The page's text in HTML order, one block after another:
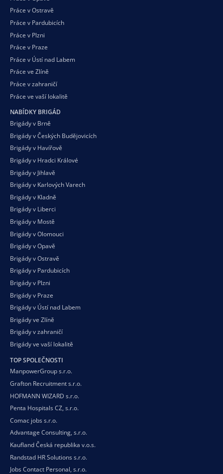
Práce v Ostravě
Práce v Pardubicích
Práce v Plzni
Práce v Praze
Práce v Ústí nad Labem
Práce ve Zlíně
Práce v zahraničí
Práce ve vaší lokalitě
NABÍDKY BRIGÁD
Brigády v Brně
Brigády v Českých Budějovicích
Brigády v Havířově
Brigády v Hradci Králové
Brigády v Jihlavě
Brigády v Karlových Varech
Brigády v Kladně
Brigády v Liberci
Brigády v Mostě
Brigády v Olomouci
Brigády v Opavě
Brigády v Ostravě
Brigády v Pardubicích
Brigády v Plzni
Brigády v Praze
Brigády v Ústí nad Labem
Brigády ve Zlíně
Brigády v zahraničí
Brigády ve vaší lokalitě
TOP SPOLEČNOSTI
ManpowerGroup s.r.o.
Grafton Recruitment s.r.o.
HOFMANN WIZARD s.r.o.
Penta Hospitals CZ, s.r.o.
Comac jobs s.r.o.
Advantage Consulting, s.r.o.
Kaufland Česká republika v.o.s.
Randstad HR Solutions s.r.o.
Jobs Contact Personal, s.r.o.